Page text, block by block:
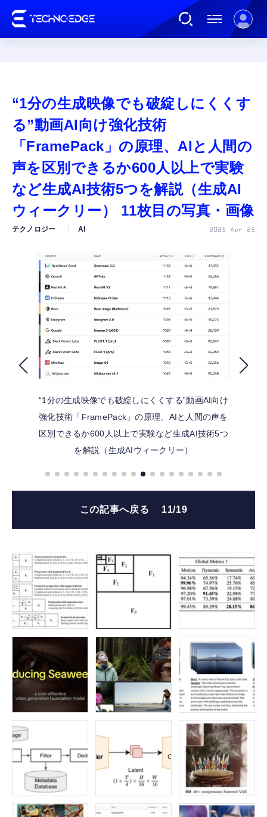
AI
ガジェット
ゲーム
公式ストア
FOLLOW US
“1分の生成映像でも破綻しにくくす
る”動画AI向け強化技術
「FramePack」の原理、AIと人間の
声を区別できるか600人以上で実験
など生成AI技術5つを解説（生成AI
ウィークリー） 11枚目の写真・画像
テクノロジー AI 2025 Apr 25
“1分の生成映像でも破綻しにくくする”動画AI向け
強化技術「FramePack」の原理、AIと人間の声を
区別できるか600人以上で実験など生成AI技術5つ
を解説（生成AIウィークリー）
この記事へ戻る 11/19